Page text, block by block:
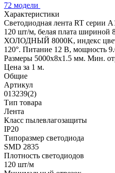
72 модели
Характеристики
Светодиодная лента RT серии
120 шт/м, белая плата шириной
ХОЛОДНЫЙ 8000K, индекс
120°. Питание 12 В, мощность
Размеры 5000x8x1.5 мм. Мин.
Цена за 1 м.
Общие
Артикул
013239(2)
Тип товара
Лента
Класс пылевлагозащиты
IP20
Типоразмер светодиода
SMD 2835
Плотность светодиодов
120 шт/м